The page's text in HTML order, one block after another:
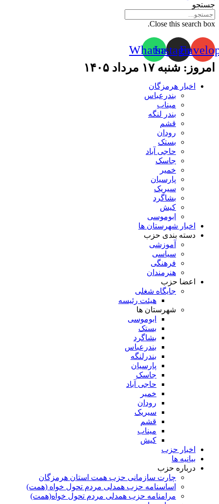
جستجو
Close this search box.
Instagram
Whatsapp
امروز: شنبه ۱۷ مرداد ۱۴۰۵
اخبار هرمزگان
بندرعباس
میناب
بندر لنگه
قشم
رودان
بستک
حاجی آباد
جاسک
خمیر
پارسیان
سیریک
بشاگرد
کیش
ابوموسی
اخبار شهرستان ها
دسته بندی حزب
آموزشی
سیاسی
فرهنگی
هنرمندان
اعضا حزب
جایگاه شغلی
هیئت رئیسه
شهرستان ها
ابوموسی
بستک
بشاگرد
بندرعباس
بندرلنگه
پارسیان
جاسک
حاجی آباد
خمیر
رودان
سیریک
قشم
میناب
کیش
اخبار حزب
بیانیه ها
درباره حزب
چارت سازمانی حزب همت استان هرمزگان
اساسنامه حزب همدلی مردم تحول خواه (همت)
مرامنامه حزب همدلی مردم تحول خواه(همت)